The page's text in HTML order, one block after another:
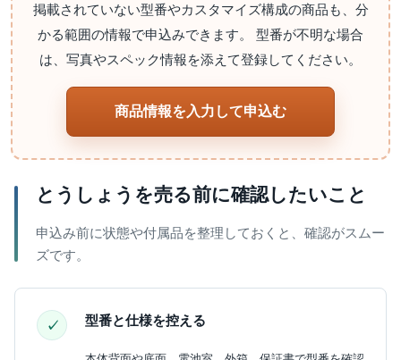
掲載されていない型番やカスタマイズ構成の商品も、分
かる範囲の情報で申込みできます。 型番が不明な場合
は、写真やスペック情報を添えて登録してください。
商品情報を入力して申込む
とうしょうを売る前に確認したいこと
申込み前に状態や付属品を整理しておくと、確認がスムー
ズです。
型番と仕様を控える